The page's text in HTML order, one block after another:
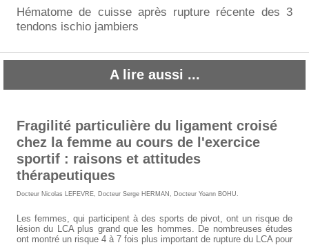
Hématome de cuisse après rupture récente des 3
tendons ischio jambiers
A lire aussi ...
Fragilité particulière du ligament croisé
chez la femme au cours de l'exercice
sportif : raisons et attitudes
thérapeutiques
Docteur Nicolas LEFEVRE, Docteur Serge HERMAN , Docteur Yoann BOHU.
Les femmes, qui participent à des sports de pivot, ont un risque de
lésion du LCA plus grand que les hommes. De nombreuses études
ont montré un risque 4 à 7 fois plus important de rupture du LCA pour